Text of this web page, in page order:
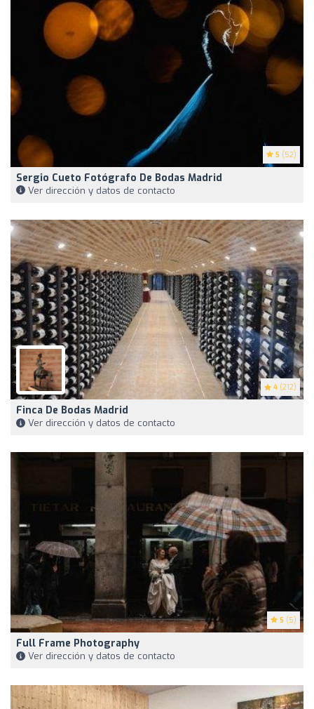
5 (52)
Sergio Cueto Fotógrafo De Bodas Madrid
Ver dirección y datos de contacto
4 (212)
Finca De Bodas Madrid
Ver dirección y datos de contacto
5 (5)
Full Frame Photography
Ver dirección y datos de contacto